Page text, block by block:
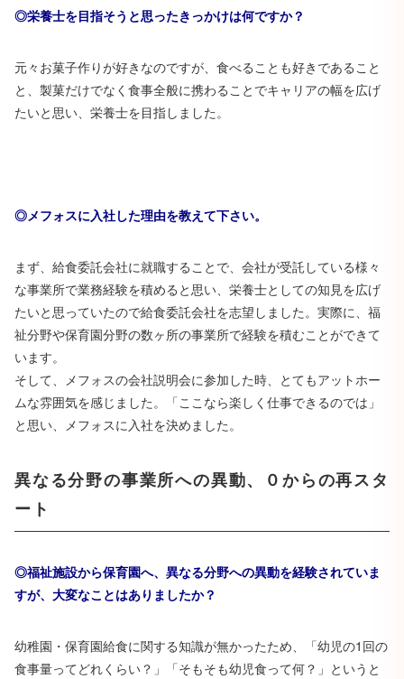
◎栄養士を目指そうと思ったきっかけは何ですか？
元々お菓子作りが好きなのですが、食べることも好きであること
と、製菓だけでなく食事全般に携わることでキャリアの幅を広げ
たいと思い、栄養士を目指しました。
◎メフォスに入社した理由を教えて下さい。
まず、給食委託会社に就職することで、会社が受託している様々
な事業所で業務経験を積めると思い、栄養士としての知見を広げ
たいと思っていたので給食委託会社を志望しました。実際に、福
祉分野や保育園分野の数ヶ所の事業所で経験を積むことができて
います。
そして、メフォスの会社説明会に参加した時、とてもアットホー
ムな雰囲気を感じました。「ここなら楽しく仕事できるのでは」
と思い、メフォスに入社を決めました。
異なる分野の事業所への異動、０からの再スタ
ート
◎福祉施設から保育園へ、異なる分野への異動を経験されていま
すが、大変なことはありましたか？
幼稚園・保育園給食に関する知識が無かったため、「幼児の1回の
食事量ってどれくらい？」「そもそも幼児食って何？」というと